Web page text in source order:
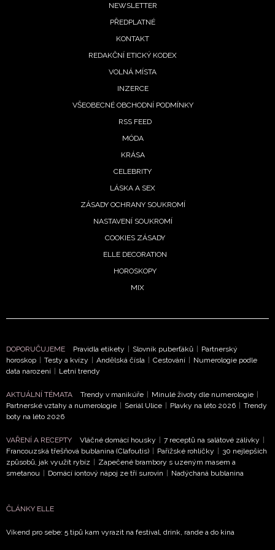
ODESLAT
Přihlášením k newsletteru souhlasíte sObchodními
podmínkami společnosti BurdaMedia Extra s.r.o.a
ochrany soukromí- BurdaMedia Extra s.r.o. bude s
Vašimi údaji pracovat zejména k organizaci a
vyhodnocení akce a zasílání novinek.
informace od našich partnerů? Pokud souhlasíte se
soukromí BurdaMedia Extra s.r.o., zaškrtněte toto pole.
NEWSLETTER
PŘEDPLATNÉ
KONTAKT
REDAKČNÍ ETICKÝ KODEX
VOLNÁ MÍSTA
INZERCE
VŠEOBECNÉ OBCHODNÍ PODMÍNKY
RSS FEED
MÓDA
KRÁSA
CELEBRITY
LÁSKA A SEX
ZÁSADY OCHRANY SOUKROMÍ
NASTAVENÍ SOUKROMÍ
COOKIES ZÁSADY
ELLE DECORATION
HOROSKOPY
MIX
DOPORUČUJEME Pravidla etikety | Slovník puberťáků | Partnerský
horoskop | Testy a kvízy | Andělská čísla | Cestování | Numerologie podle
data narození | Letní trendy
AKTUÁLNÍ TÉMATA Trendy v manikúře | Minulé životy dle numerologie |
Partnerské vztahy a numerologie | Seriál Ulice | Plavky na léto 2026 | Trendy
boty na léto 2026
VAŘENÍ A RECEPTY Vláčné domácí housky | 7 receptů na salátové zálivky |
Francouzská třešňová bublanina (Clafoutis) | Pařížské rohlíčky | 30 nejlepších
způsobů, jak využít rybíz | Zapečené brambory s uzeným masem a
smetanou | Domácí iontový nápoj ze tří surovin | Nadýchaná bublanina
ČLÁNKY ELLE
Víkend pro sebe: 5 tipů kam vyrazit na festival, drink, rande a do kina